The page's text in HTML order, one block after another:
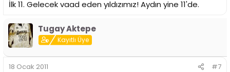
İlk 11. Gelecek vaad eden yıldızımız! Aydın yine 11'de.
Tugay Aktepe
Kayıtlı Üye
18 Ocak 2011 #7